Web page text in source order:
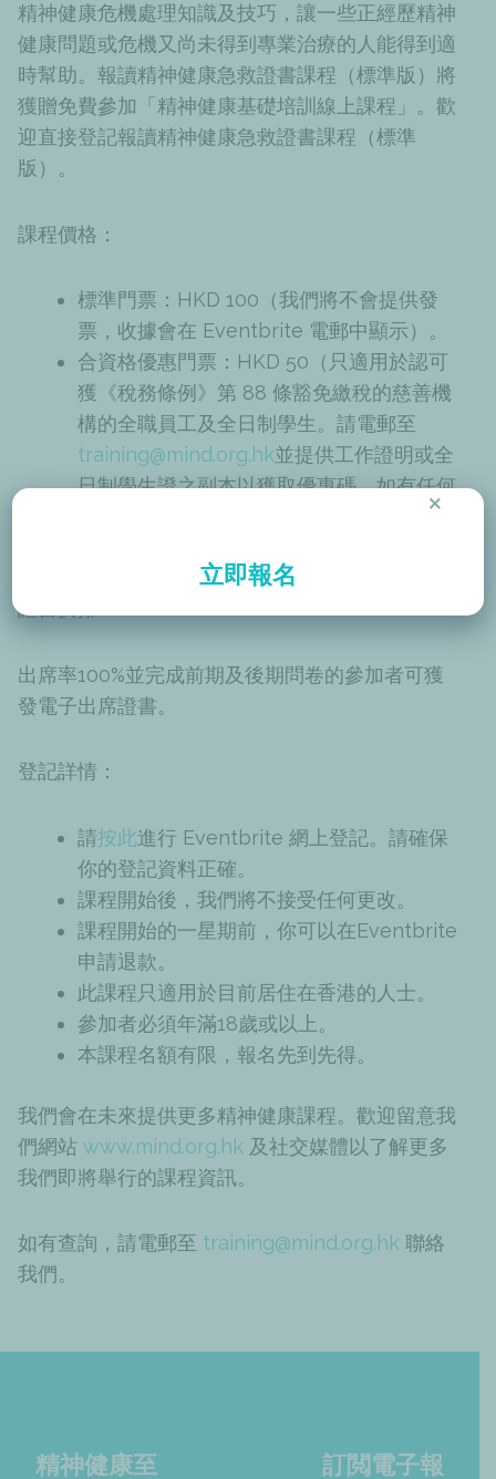
精神健康危機處理知識及技巧，讓一些正經歷精神
健康問題或危機又尚未得到專業治療的人能得到適
時幫助。報讀精神健康急救證書課程（標準版）將
獲贈免費參加「精神健康基礎培訓線上課程」。歡
迎直接登記報讀精神健康急救證書課程（標準
版）。
課程價格：
標準門票：HKD 100（我們將不會提供發
票，收據會在 Eventbrite 電郵中顯示）。
合資格優惠門票：HKD 50（只適用於認可
獲《稅務條例》第 88 條豁免繳稅的慈善機
構的全職員工及全日制學生。請電郵至
training@mind.org.hk並提供工作證明或全
日制學生證之副本以獲取優惠碼。如有任何
與我
證書安排：
出席率100%並完成前期及後期問卷的參加者可獲
發電子出席證書。
登記詳情：
請按此進行 Eventbrite 網上登記。請確保
你的登記資料正確。
課程開始後，我們將不接受任何更改。
課程開始的一星期前，你可以在Eventbrite
申請退款。
此課程只適用於目前居住在香港的人士。
參加者必須年滿18歲或以上。
本課程名額有限，報名先到先得。
我們會在未來提供更多精神健康課程。歡迎留意我
們網站 www.mind.org.hk 及社交媒體以了解更多
我們即將舉行的課程資訊。
如有查詢，請電郵至 training@mind.org.hk 聯絡
我們。
精神健康至
訂閲電子報
立即報名
×